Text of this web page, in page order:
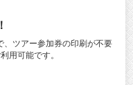
、ツアー参加券の印刷が不要
用可能です。